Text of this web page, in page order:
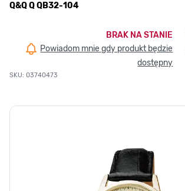
/ Q&Q Q QB32-104
Q&Q Q QB32-104
BRAK NA STANIE
Powiadom mnie gdy produkt będzie
dostępny
SKU: 03740473